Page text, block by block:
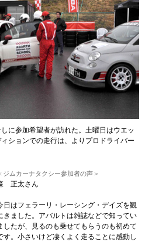
に参加希望者が訪れた。土曜日はウエッ
ションでの走行は、よりプロドライバー
ジムカーナタクシー参加者の声＞
正太さん
日はフェラーリ・レーシング・デイズを観
きました。アバルトは雑誌などで知ってい
したが、見るのも乗せてもらうのも初めて
す。小さいけど凄くよく走ることに感動し